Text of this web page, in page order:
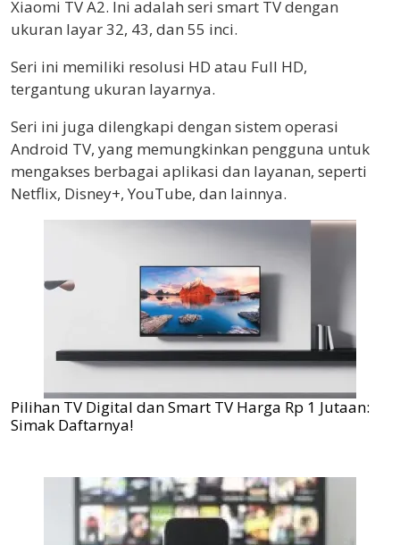
Xiaomi TV A2. Ini adalah seri smart TV dengan
ukuran layar 32, 43, dan 55 inci.
Seri ini memiliki resolusi HD atau Full HD,
tergantung ukuran layarnya.
Seri ini juga dilengkapi dengan sistem operasi
Android TV, yang memungkinkan pengguna untuk
mengakses berbagai aplikasi dan layanan, seperti
Netflix, Disney+, YouTube, dan lainnya.
Pilihan TV Digital dan Smart TV Harga Rp 1 Jutaan:
Simak Daftarnya!